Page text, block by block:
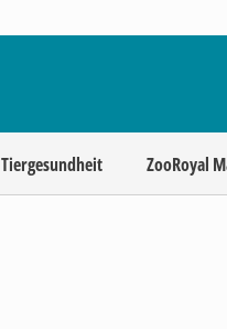
Tiergesundheit ZooRoyal